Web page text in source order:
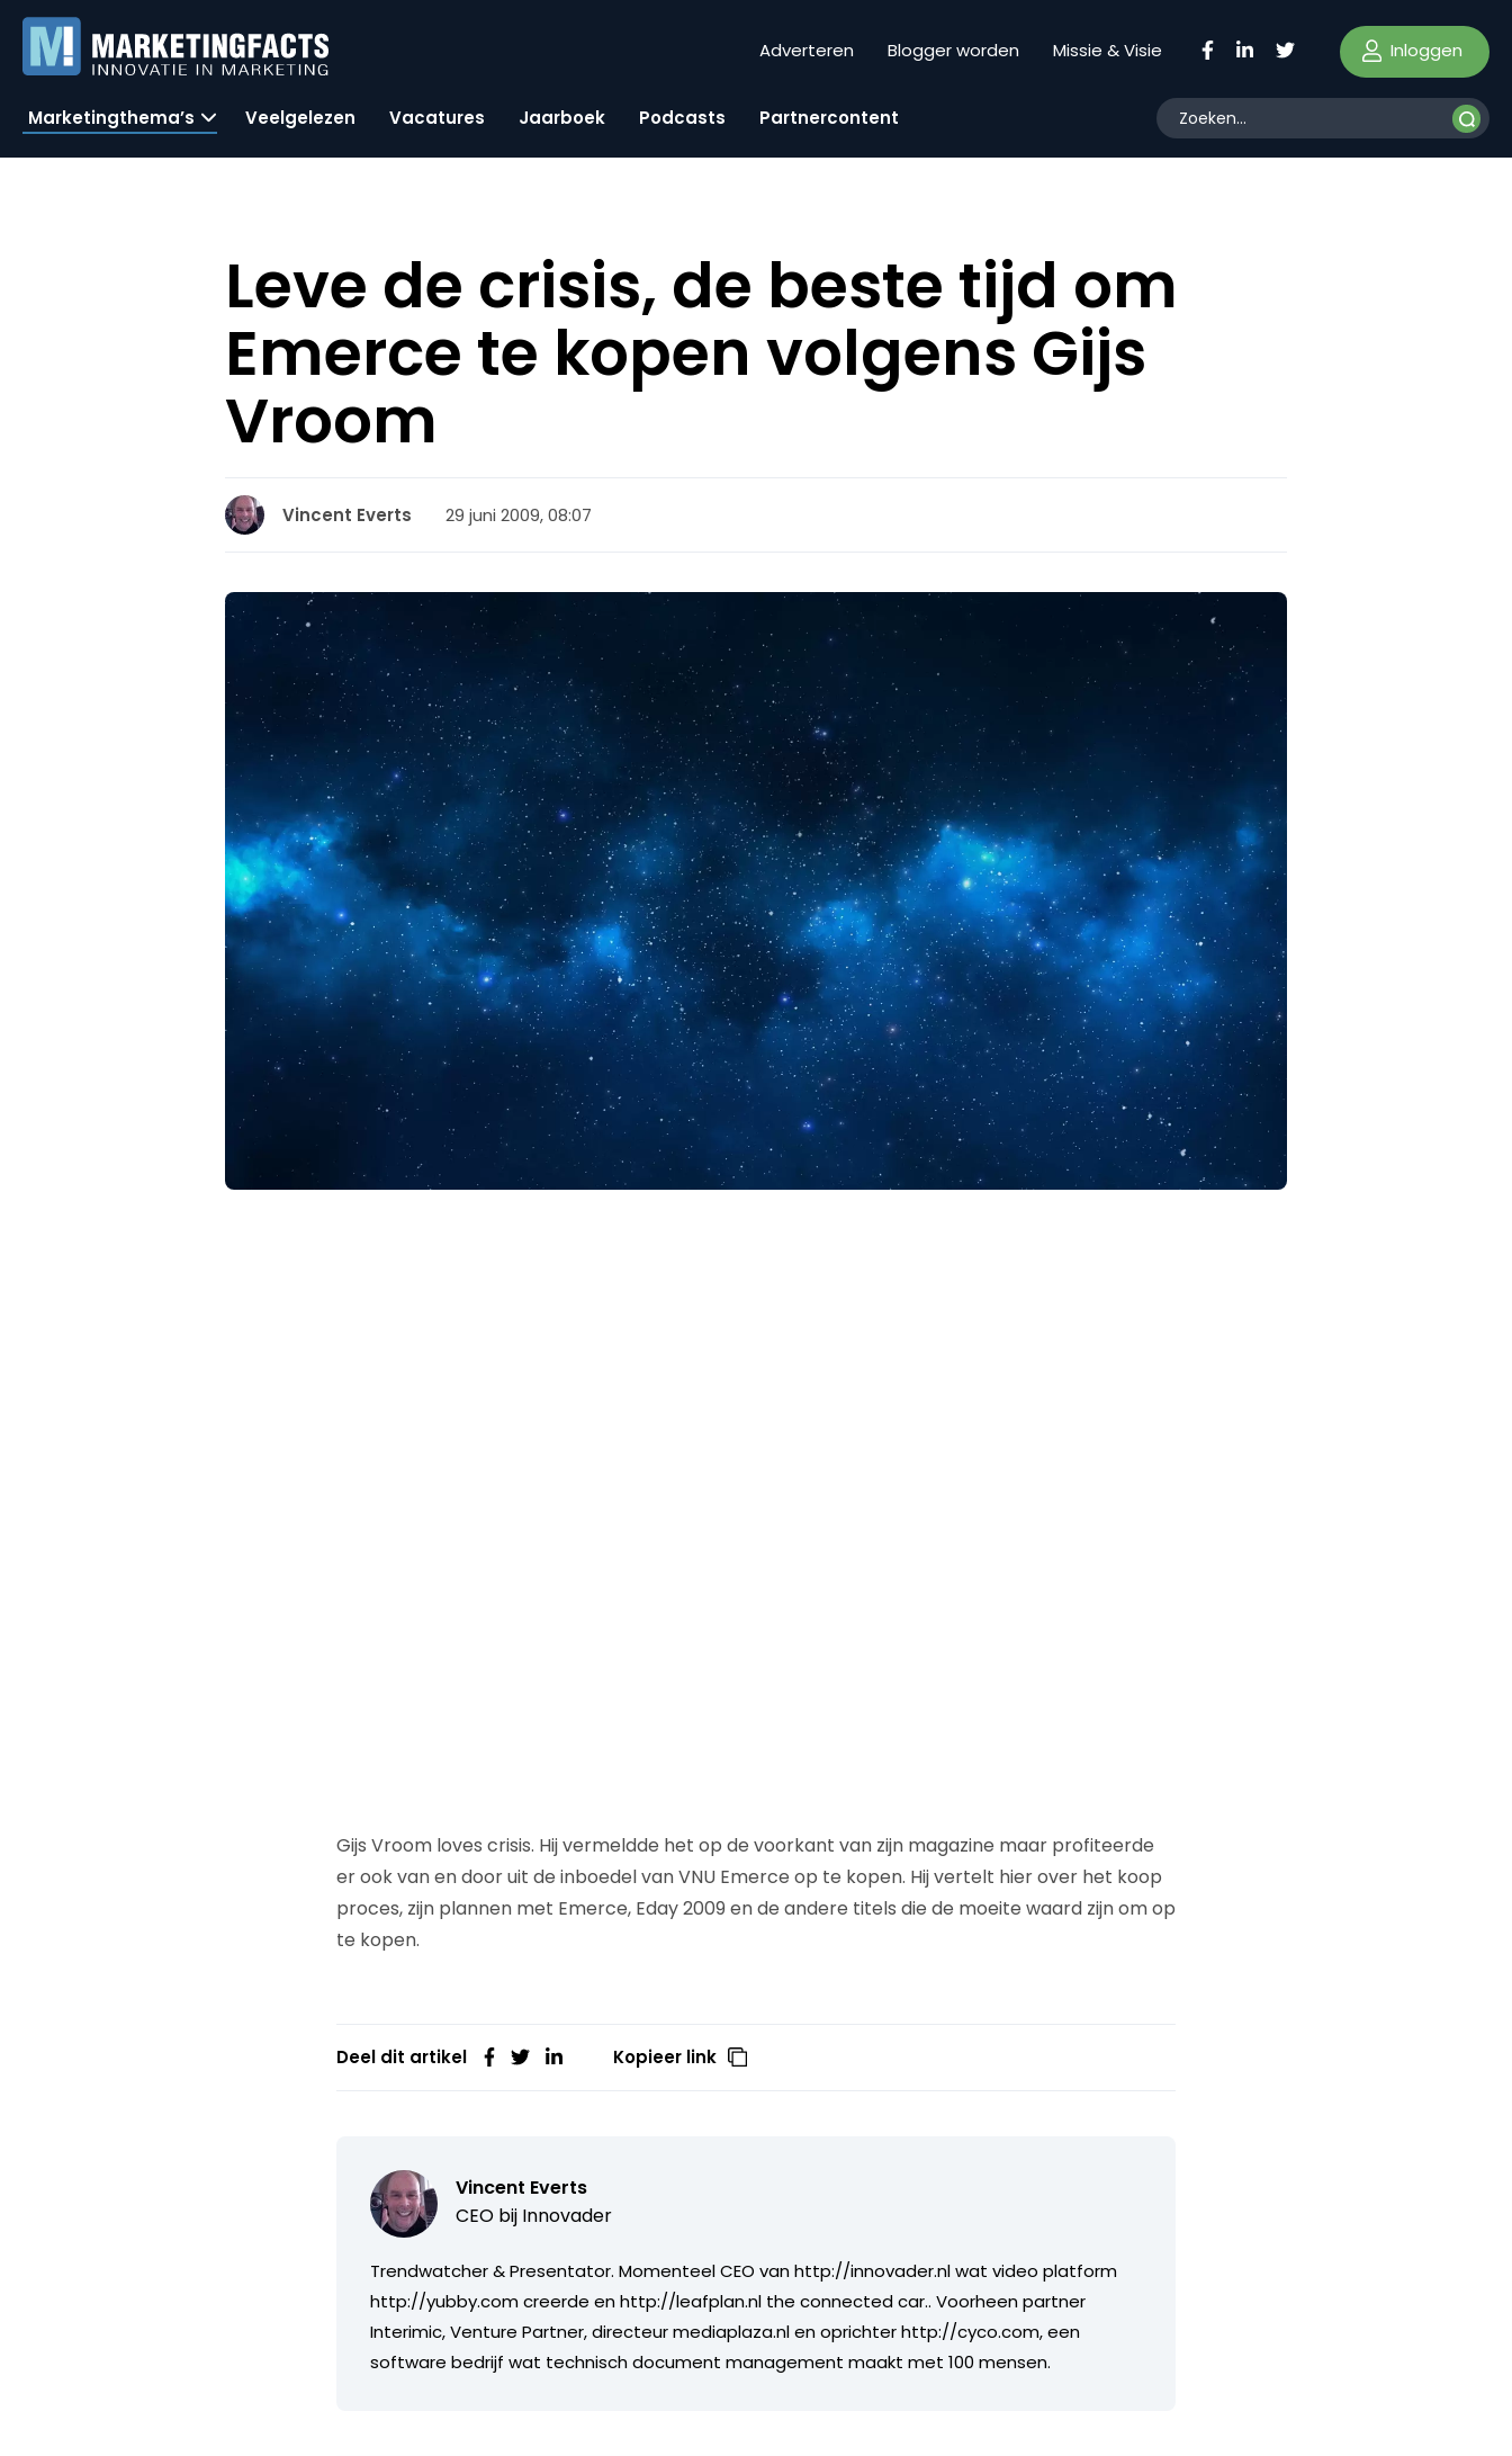
Adverteren Blogger worden Missie & Visie Inloggen
Marketingthema’s Veelgelezen Vacatures Jaarboek Podcasts Partnercontent
Leve de crisis, de beste tijd om
Emerce te kopen volgens Gijs
Vroom
Vincent Everts 29 juni 2009, 08:07
Gijs Vroom loves crisis. Hij vermeldde het op de voorkant van zijn magazine maar profiteerde
er ook van en door uit de inboedel van VNU Emerce op te kopen. Hij vertelt hier over het koop
proces, zijn plannen met Emerce, Eday 2009 en de andere titels die de moeite waard zijn om op
te kopen.
Deel dit artikel Kopieer link
Vincent Everts
CEO bij Innovader
Trendwatcher & Presentator. Momenteel CEO van http://innovader.nl wat video platform
http://yubby.com creerde en http://leafplan.nl the connected car.. Voorheen partner
Interimic, Venture Partner, directeur mediaplaza.nl en oprichter http://cyco.com, een
software bedrijf wat technisch document management maakt met 100 mensen.